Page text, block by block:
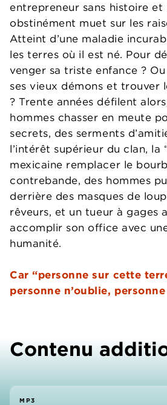
entrepreneur sans histoire et
obstinément muet sur les
Atteint d’une maladie
les terres où il est né. Pour
venger sa triste enfance ?
ses vieux démons et trouver
? Trente années défilent
hommes chasser en meute
secrets, des serments
l’intérêt supérieur du clan, la
mexicaine remplacer le
contrebande, des hommes
derrière des masques de
rêveurs, et un tueur à gages
accomplir son office avec
humanité.
Car “personne sur cette
personne n’oublie,
Contenu
MP3